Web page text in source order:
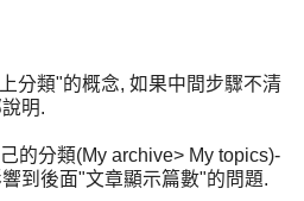
分類"的概念, 如果中間步驟不清
明.
的分類(My archive> My topics)-
到後面"文章顯示篇數"的問題.